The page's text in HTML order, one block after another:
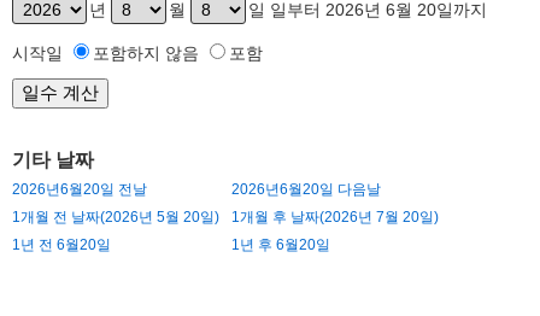
년 월 일 일부터 2026년 6월 20일까지
시작일 포함하지 않음 포함
기타 날짜
2026년6월20일 전날
2026년6월20일 다음날
1개월 전 날짜(2026년 5월 20일)
1개월 후 날짜(2026년 7월 20일)
1년 전 6월20일
1년 후 6월20일